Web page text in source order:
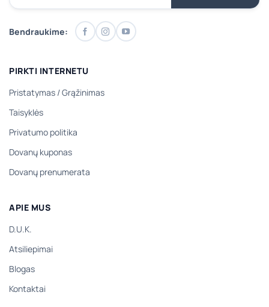
Bendraukime:
PIRKTI INTERNETU
Pristatymas /Grąžinimas
Taisyklės
Privatumo politika
Dovanų kuponas
Dovanų prenumerata
APIE MUS
D.U.K.
Atsiliepimai
Blogas
Kontaktai